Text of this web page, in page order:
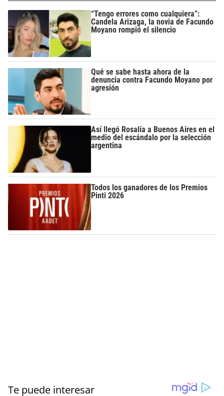
“Tengo errores como cualquiera”:
Candela Arizaga, la novia de Facundo
Moyano rompió el silencio
Qué se sabe hasta ahora de la
denuncia contra Facundo Moyano por
agresión
Así llegó Rosalía a Buenos Aires en el
medio del escándalo por la selección
argentina
Todos los ganadores de los Premios
Pinti 2026